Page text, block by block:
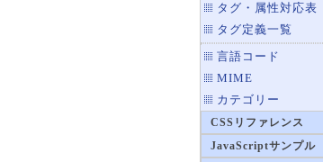
タグ・属性対応表
タグ定義一覧
言語コード
MIME
カテゴリー
CSSリファレンス
JavaScriptサンプル